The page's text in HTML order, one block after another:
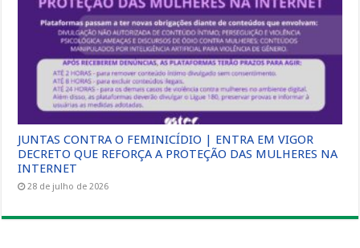
JUNTAS CONTRA O FEMINICÍDIO | ENTRA EM VIGOR
DECRETO QUE REFORÇA A PROTEÇÃO DAS MULHERES NA
INTERNET
28 de julho de 2026